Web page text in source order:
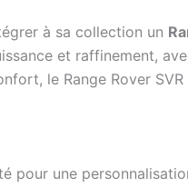
à sa collection un
et raffinement,
le Range Rover
pour une